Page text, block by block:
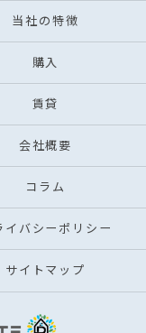
当社の特徴
購入
賃貸
会社概要
コラム
イバシーポリシー
サイトマップ